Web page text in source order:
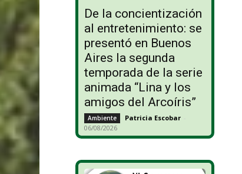
De la concientización
al entretenimiento: se
presentó en Buenos
Aires la segunda
temporada de la serie
animada “Lina y los
amigos del Arcoíris”
Ambiente Patricia Escobar -
06/08/2026